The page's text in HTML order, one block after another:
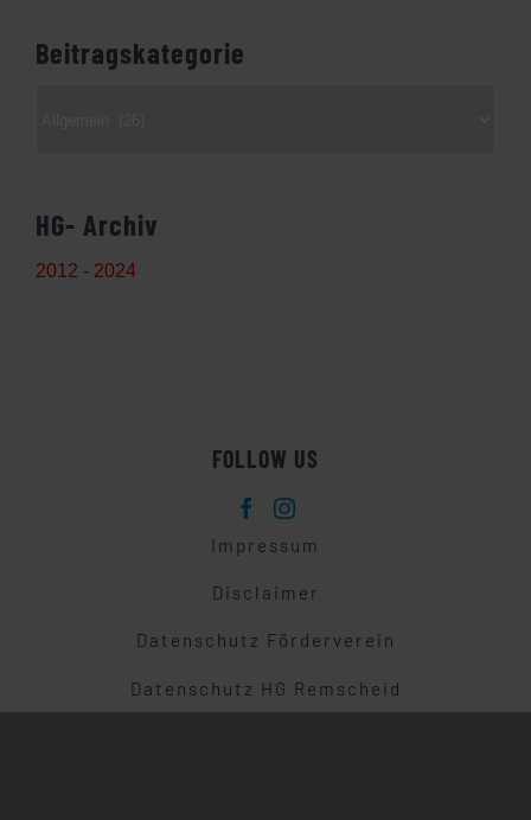
Beitragskategorie
HG- Archiv
2012 - 2024
FOLLOW US
Impressum
Disclaimer
Datenschutz Förderverein
Datenschutz HG Remscheid